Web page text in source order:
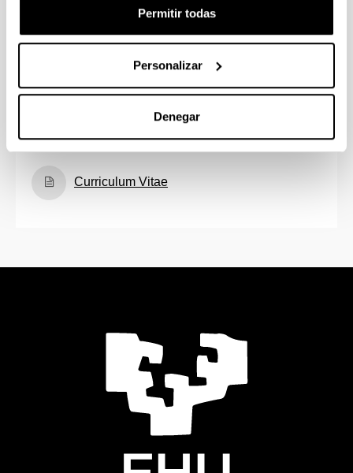
Permitir todas
Personalizar
Denegar
investigación dentro del campo de las Ciencias de
la Computación: implementación eifiente de
artículos en revistas científicas de nivel Q1 y ha
participado en varios proyectos de investigación.
Curriculum Vitae